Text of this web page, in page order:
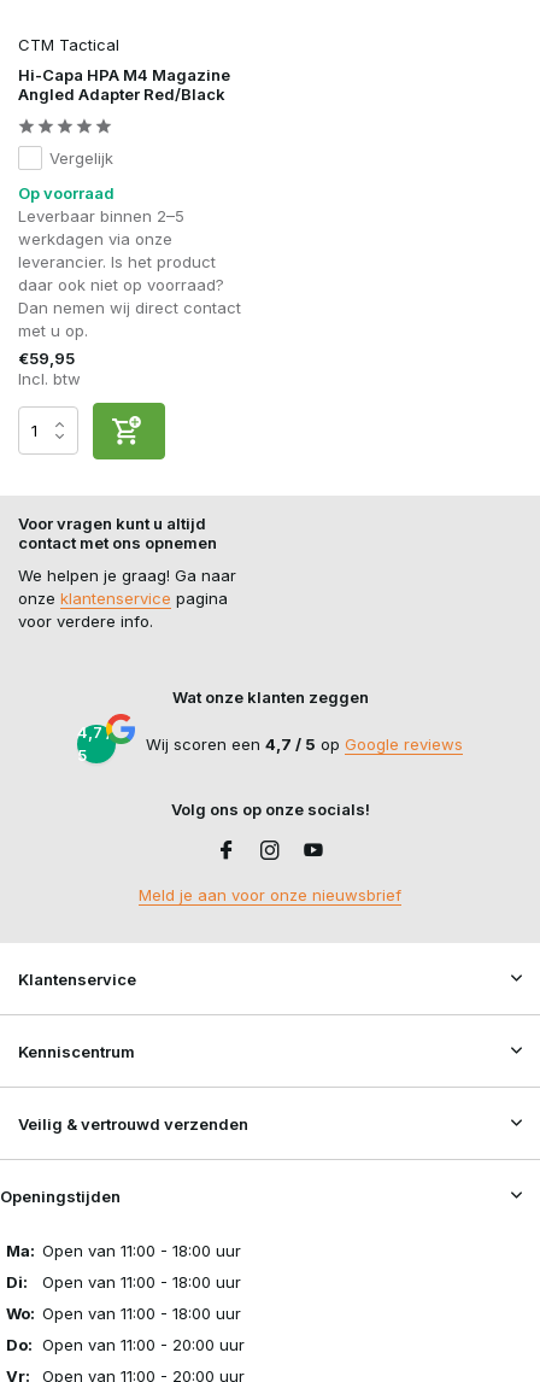
CTM Tactical
Hi-Capa HPA M4 Magazine
Angled Adapter Red/Black
Vergelijk
Op voorraad
Leverbaar binnen 2–5
werkdagen via onze
leverancier. Is het product
daar ook niet op voorraad?
Dan nemen wij direct contact
met u op.
€59,95
Incl. btw
Voor vragen kunt u altijd
contact met ons opnemen
We helpen je graag! Ga naar
onze klantenservice pagina
voor verdere info.
Wat onze klanten zeggen
4,7 /
5
Wij scoren een 4,7 / 5 op Google reviews
Volg ons op onze socials!
Meld je aan voor onze nieuwsbrief
Klantenservice
Kenniscentrum
Veilig & vertrouwd verzenden
Openingstijden
Ma: Open van 11:00 - 18:00 uur
Di:
Open van 11:00 - 18:00 uur
Wo: Open van 11:00 - 18:00 uur
Do: Open van 11:00 - 20:00 uur
Vr:
Open van 11:00 - 20:00 uur